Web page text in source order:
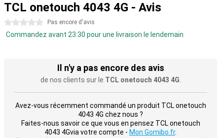
TCL onetouch 4043 4G - Avis
0 étoiles Pas encore d'avis
Commandez avant 23:30 pour une livraison le lendemain
Il n'y a pas encore des avis
de nos clients sur le TCL onetouch 4043 4G
Avez-vous récemment commandé un produit TCL onetouch
4043 4G chez nous ?
Faites-nous savoir ce que vous en pensez TCL onetouch
4043 4Gvia votre compte - Mon Gomibo.fr.